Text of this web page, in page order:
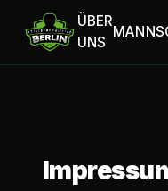
ÜBER
UNS